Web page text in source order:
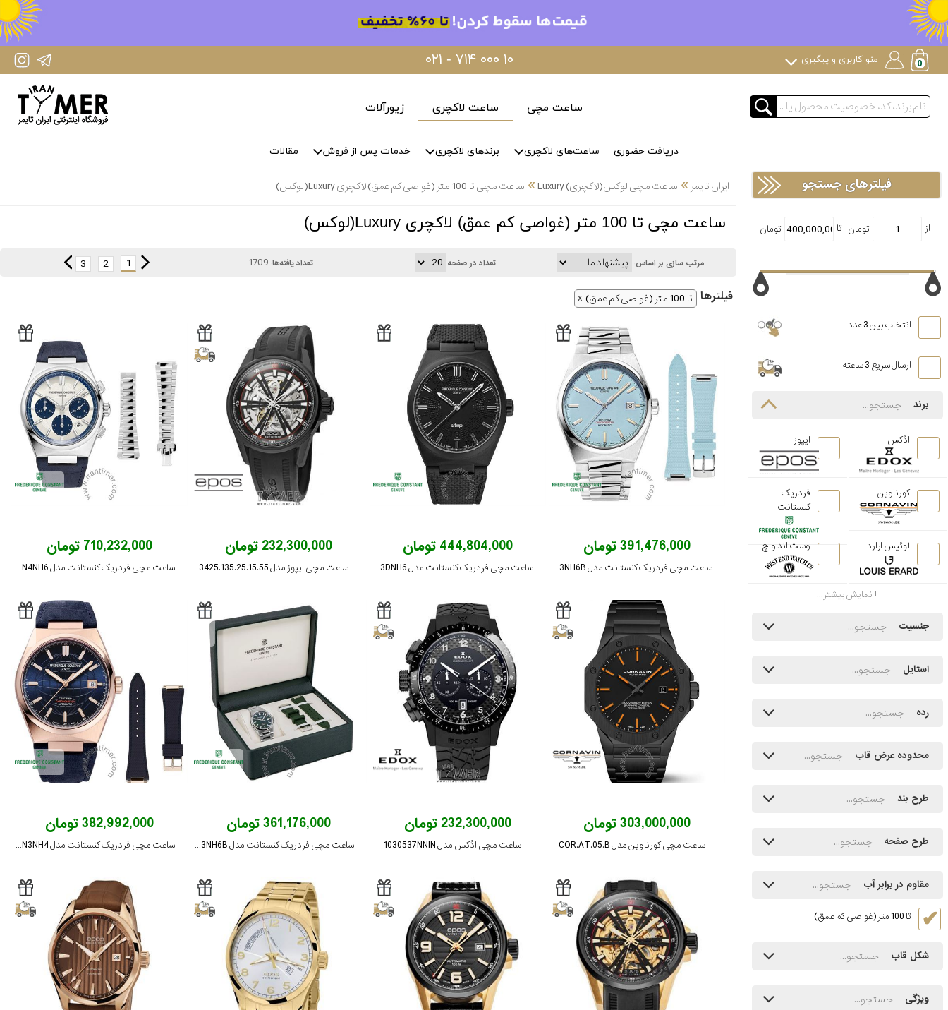
IranTimer Instagram Page ۰۲۱ - ۷۱۴ ۰۰۰ ۱۰ منو کاربری و پیگیری
ساعت مچی ساعت لاکچری زیورآلات
دریافت حضوری ساعت‌های لاکچری برندهای لاکچری خدمات پس از فروش مقالات
ایران تایمر » ساعت مچی لوکس(لاکچری) Luxury » ساعت مچی تا 100 متر (غواصی کم عمق) لاکچری Luxury(لوکس)
ساعت مچی تا 100 متر (غواصی کم عمق) لاکچری Luxury(لوکس)
مرتب سازی بر اساس: تعداد در صفحه تعداد یافته‌ها:1709
1
2
3
فیلتر‌ها تا 100 متر (غواصی کم عمق)
391,476,000 تومان
ساعت مچی فردریک کنستانت مدل FC-303LB3NH6B
444,804,000 تومان
ساعت مچی فردریک کنستانت مدل FC-303TA3DNH6
232,300,000 تومان
ساعت مچی ایپوز مدل 3425.135.25.15.55
710,232,000 تومان
ساعت مچی فردریک کنستانت مدل FC-391WN4NH6
303,000,000 تومان
ساعت مچی کورناوین مدل COR.AT.05.B
232,300,000 تومان
ساعت مچی ادُکس مدل 1030537NNIN
361,176,000 تومان
ساعت مچی فردریک کنستانت مدل FC-303G3NH6B
382,992,000 تومان
ساعت مچی فردریک کنستانت مدل FC-303N3NH4
فیلترهای جستجو
انتخاب بین 3 عدد
ارسال سریع 3 ساعته
برند
ادُکس ایپوز
کورناوین
فردریک
کنستانت
لوئیس ارارد وست اند واچ
نمایش بیشتر...
جنسیت
استایل
رده
محدوده عرض قاب
طرح بند
طرح صفحه
مقاوم در برابر آب
تا 100 متر (غواصی کم عمق)
شکل قاب
ویژگی